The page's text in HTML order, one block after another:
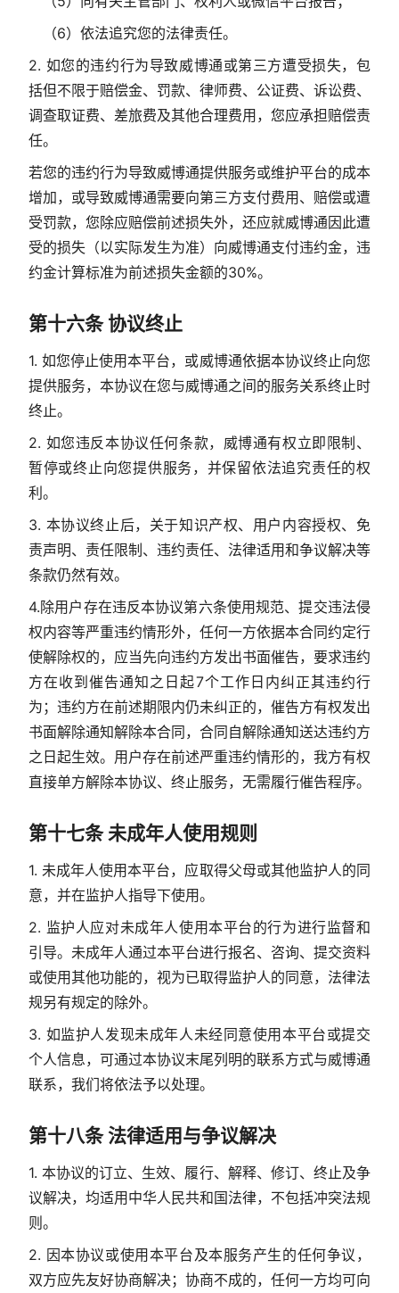
（6）依法追究您的法律责任。
2. 如您的违约行为导致威博通或第三方遭受损失，包
括但不限于赔偿金、罚款、律师费、公证费、诉讼费、
调查取证费、差旅费及其他合理费用，您应承担赔偿责
任。
若您的违约行为导致威博通提供服务或维护平台的成本
增加，或导致威博通需要向第三方支付费用、赔偿或遭
受罚款，您除应赔偿前述损失外，还应就威博通因此遭
受的损失（以实际发生为准）向威博通支付违约金，违
约金计算标准为前述损失金额的30%。
第十六条 协议终止
1. 如您停止使用本平台，或威博通依据本协议终止向您
提供服务，本协议在您与威博通之间的服务关系终止时
终止。
2. 如您违反本协议任何条款，威博通有权立即限制、
暂停或终止向您提供服务，并保留依法追究责任的权
利。
3. 本协议终止后，关于知识产权、用户内容授权、免
责声明、责任限制、违约责任、法律适用和争议解决等
条款仍然有效。
4.除用户存在违反本协议第六条使用规范、提交违法侵
权内容等严重违约情形外，任何一方依据本合同约定行
使解除权的，应当先向违约方发出书面催告，要求违约
方在收到催告通知之日起7个工作日内纠正其违约行
为；违约方在前述期限内仍未纠正的，催告方有权发出
书面解除通知解除本合同，合同自解除通知送达违约方
之日起生效。用户存在前述严重违约情形的，我方有权
直接单方解除本协议、终止服务，无需履行催告程序。
第十七条 未成年人使用规则
1. 未成年人使用本平台，应取得父母或其他监护人的同
意，并在监护人指导下使用。
2. 监护人应对未成年人使用本平台的行为进行监督和
引导。未成年人通过本平台进行报名、咨询、提交资料
或使用其他功能的，视为已取得监护人的同意，法律法
规另有规定的除外。
3. 如监护人发现未成年人未经同意使用本平台或提交
个人信息，可通过本协议末尾列明的联系方式与威博通
联系，我们将依法予以处理。
第十八条 法律适用与争议解决
1. 本协议的订立、生效、履行、解释、修订、终止及争
议解决，均适用中华人民共和国法律，不包括冲突法规
则。
2. 因本协议或使用本平台及本服务产生的任何争议，
双方应先友好协商解决；协商不成的，任何一方均可向